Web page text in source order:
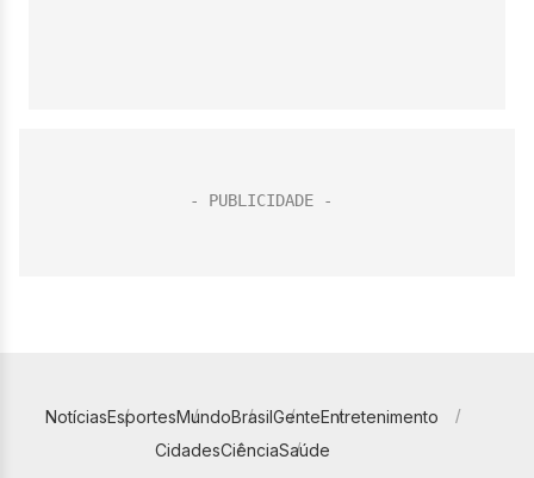
NotíciasEsportesMundoBrasilGenteEntretenimento
CidadesCiênciaSaúde